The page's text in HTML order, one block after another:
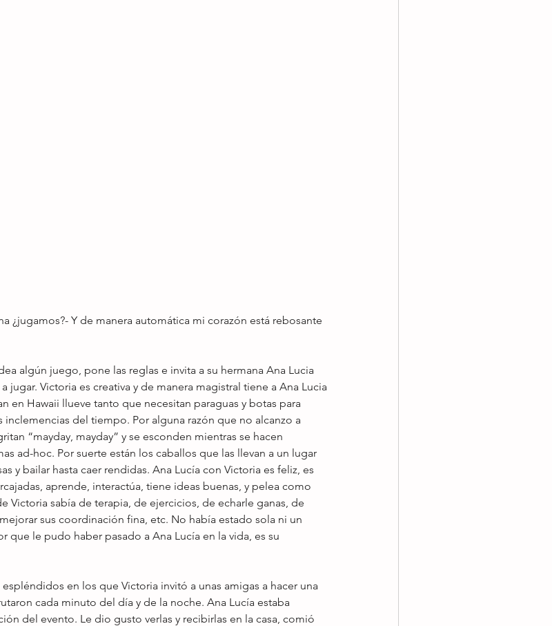
¿jugamos?- Y de manera automática mi corazón está rebosante
algún juego, pone las reglas e invita a su hermana Ana Lucia
jugar. Victoria es creativa y de manera magistral tiene a Ana Lucia
en Hawaii llueve tanto que necesitan paraguas y botas para
del tiempo. Por alguna razón que no alcanzo a
“mayday, mayday” y se esconden mientras se hacen
ad-hoc. Por suerte están los caballos que las llevan a un lugar
y bailar hasta caer rendidas. Ana Lucía con Victoria es feliz, es
aprende, interactúa, tiene ideas buenas, y pelea como
Victoria sabía de terapia, de ejercicios, de echarle ganas, de
sus coordinación fina, etc. No había estado sola ni un
que le pudo haber pasado a Ana Lucía en la vida, es su
en los que Victoria invitó a unas amigas a hacer una
cada minuto del día y de la noche. Ana Lucía estaba
del evento. Le dio gusto verlas y recibirlas en la casa, comió